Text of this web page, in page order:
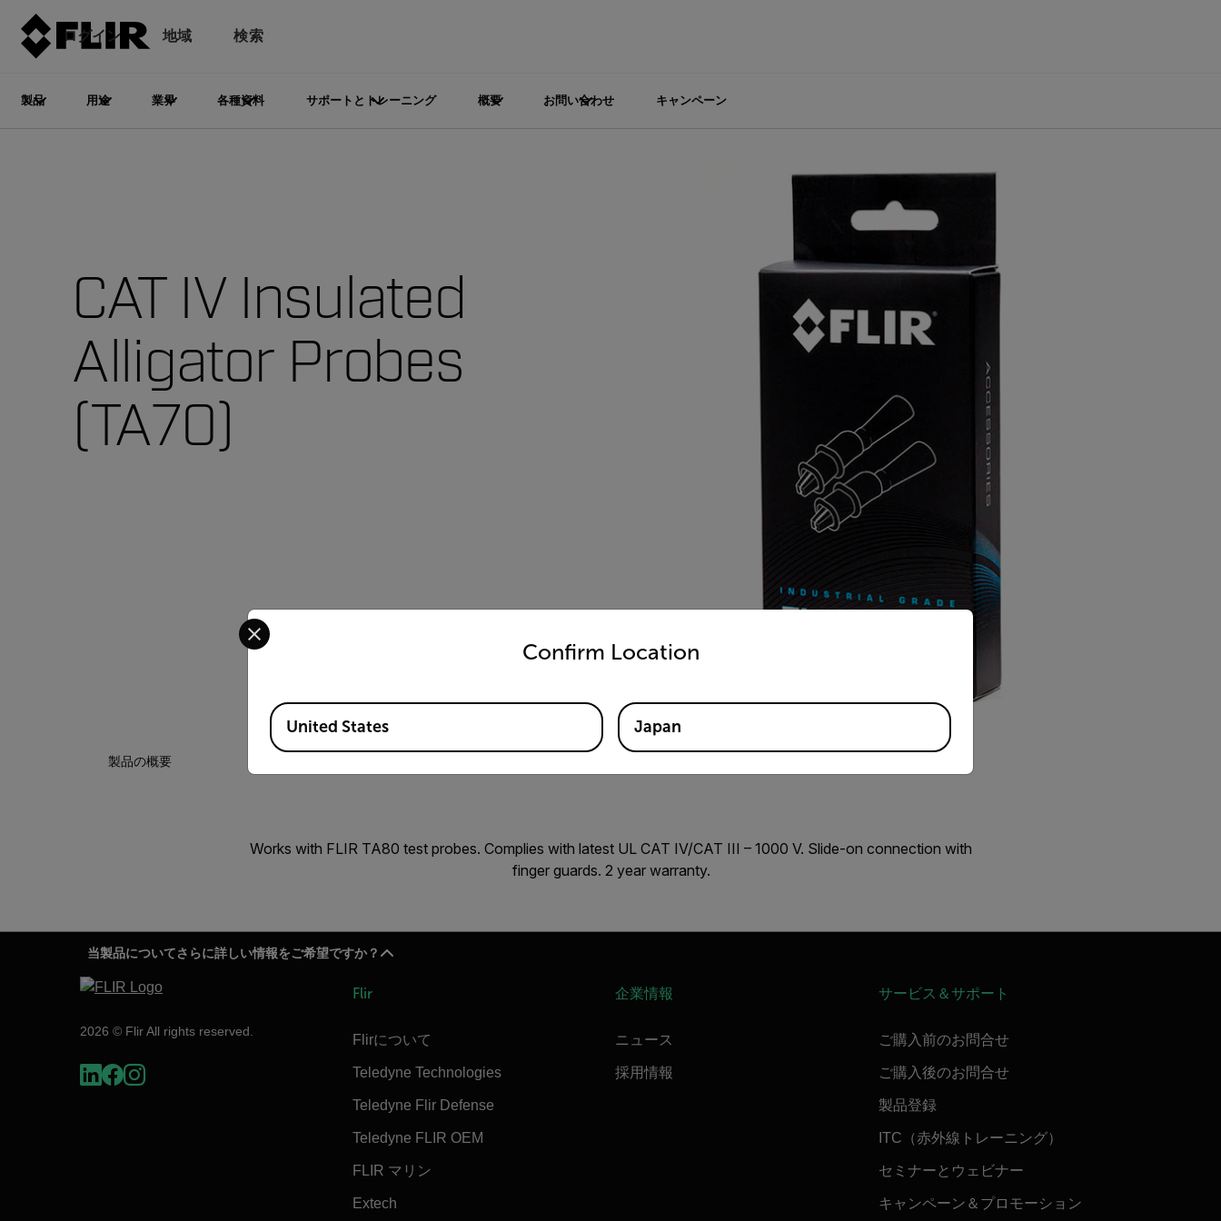
ログイン 地域 検索
製品 用途 業界 各種資料 サポートとトレーニング 概要 お問い合わせ キャンペーン
CAT IV Insulated
Alligator Probes
(TA70)
製品の概要
Works with FLIR TA80 test probes. Complies with latest UL CAT IV/CAT III – 1000 V. Slide-on connection with
finger guards. 2 year warranty.
当製品についてさらに詳しい情報をご希望ですか？
2026 © Flir All rights reserved.
Flir
Flirについて
Teledyne Technologies
Teledyne Flir Defense
Teledyne FLIR OEM
FLIR マリン
Extech
企業情報
ニュース
採用情報
サービス＆サポート
ご購入前のお問合せ
ご購入後のお問合せ
製品登録
ITC（赤外線トレーニング）
セミナーとウェビナー
キャンペーン＆プロモーション
Confirm Location
Select your preferred country and language from the options below to access the appropriate version of our website.
Available Locations
United States Japan